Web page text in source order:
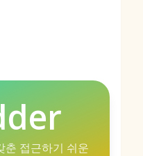
춘 접근하기 쉬운